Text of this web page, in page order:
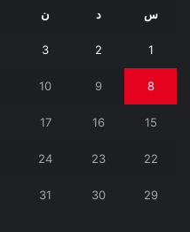
س د ن
1
2
3
8
9
10
15
16
17
22
23
24
29
30
31